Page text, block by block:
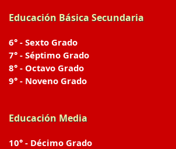
Educación Básica Secundaria
6° - Sexto Grado
7° - Séptimo Grado
8° - Octavo Grado
9° - Noveno Grado
Educación Media
10° - Décimo Grado